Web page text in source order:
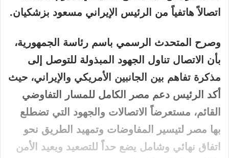
اتصالاً هاتفياً من الرئيس الإيراني مسعود بزشكيان.
وصرح المتحدث الرسمي باسم رئاسة الجمهورية،
بأن الاتصال تناول الجهود المبذولة للتوصل إلى
مذكرة تفاهم بين الجانبين الأمريكي والإيراني، حيث
أكد الرئيس دعم مصر الكامل للمسار التفاوضي
القائم، مستعرضاً الاتصالات والجهود التي تضطلع
بها مصر لتيسير المفاوضات وتمهيد الطريق نحو
اتفاق نهائي وشامل يضع حداً للتصعيد ويعيد الأمن